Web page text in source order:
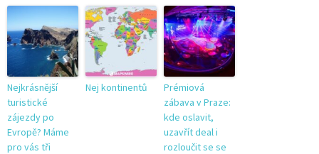
Nejkrásnější
turistické
zájezdy po
Evropě? Máme
pro vás tři
Nej kontinentů
Prémiová
zábava v Praze:
kde oslavit,
uzavřít deal i
rozloučit se se